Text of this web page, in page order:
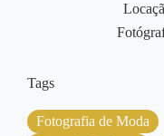
Tags
Fotografia de Moda